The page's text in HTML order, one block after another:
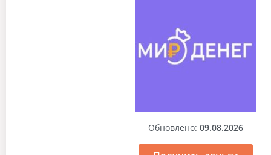
Обновлено: 09.08.2026